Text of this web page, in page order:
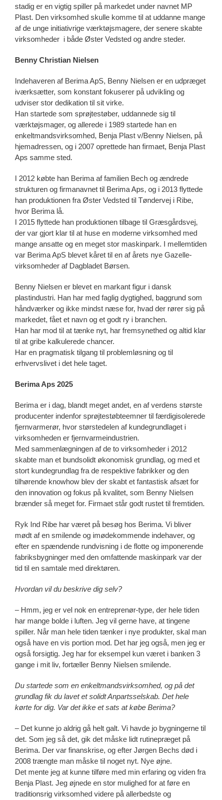
stadig er en vigtig spiller på markedet under navnet MP
Plast. Den virksomhed skulle komme til at uddanne mange
af de unge initiativrige værktøjsmagere, der senere skabte
virksomheder i både Øster Vedsted og andre steder.
Benny Christian Nielsen
Indehaveren af Berima ApS, Benny Nielsen er en udpræget
iværksætter, som konstant fokuserer på udvikling og
udviser stor dedikation til sit virke.
Han startede som sprøjtestøber, uddannede sig til
værktøjsmager, og allerede i 1989 startede han en
enkeltmandsvirksomhed, Benja Plast v/Benny Nielsen, på
hjemadressen, og i 2007 oprettede han firmaet, Benja Plast
Aps samme sted.
I 2012 købte han Berima af familien Bech og ændrede
strukturen og firmanavnet til Berima Aps, og i 2013 flyttede
han produktionen fra Øster Vedsted til Tøndervej i Ribe,
hvor Berima lå.
I 2015 flyttede han produktionen tilbage til Græsgårdsvej,
der var gjort klar til at huse en moderne virksomhed med
mange ansatte og en meget stor maskinpark. I mellemtiden
var Berima ApS blevet kåret til en af årets nye Gazelle-
virksomheder af Dagbladet Børsen.
Benny Nielsen er blevet en markant figur i dansk
plastindustri. Han har med faglig dygtighed, baggrund som
håndværker og ikke mindst næse for, hvad der rører sig på
markedet, fået et navn og et godt ry i branchen.
Han har mod til at tænke nyt, har fremsynethed og altid klar
til at gribe kalkulerede chancer.
Har en pragmatisk tilgang til problemløsning og til
erhvervslivet i det hele taget.
Berima Aps 2025
Berima er i dag, blandt meget andet, en af verdens største
producenter indenfor sprøjtestøbteemner til færdigisolerede
fjernvarmerør, hvor størstedelen af kundegrundlaget i
virksomheden er fjernvarmeindustrien.
Med sammenlægningen af de to virksomheder i 2012
skabte man et bundsolidt økonomisk grundlag, og med et
stort kundegrundlag fra de respektive fabrikker og den
tilhørende knowhow blev der skabt et fantastisk afsæt for
den innovation og fokus på kvalitet, som Benny Nielsen
brænder så meget for. Firmaet står godt rustet til fremtiden.
Ryk Ind Ribe har været på besøg hos Berima. Vi bliver
mødt af en smilende og imødekommende indehaver, og
efter en spændende rundvisning i de flotte og imponerende
fabriksbygninger med den omfattende maskinpark var der
tid til en samtale med direktøren.
Hvordan vil du beskrive dig selv?
– Hmm, jeg er vel nok en entreprenør-type, der hele tiden
har mange bolde i luften. Jeg vil gerne have, at tingene
spiller. Når man hele tiden tænker i nye produkter, skal man
også have en vis portion mod. Det har jeg også, men jeg er
også forsigtig. Jeg har for eksempel kun været i banken 3
gange i mit liv, fortæller Benny Nielsen smilende.
Du startede som en enkeltmandsvirksomhed, og på det
grundlag fik du lavet et solidt Anpartsselskab. Det hele
kørte for dig. Var det ikke et sats at købe Berima?
– Det kunne jo aldrig gå helt galt. Vi havde jo bygningerne til
det. Som jeg så det, gik det måske lidt rutinepræget på
Berima. Der var finanskrise, og efter Jørgen Bechs død i
2008 trængte man måske til noget nyt. Nye øjne.
Det mente jeg at kunne tilføre med min erfaring og viden fra
Benja Plast. Jeg øjnede en stor mulighed for at føre en
traditionsrig virksomhed videre på allerbedste og